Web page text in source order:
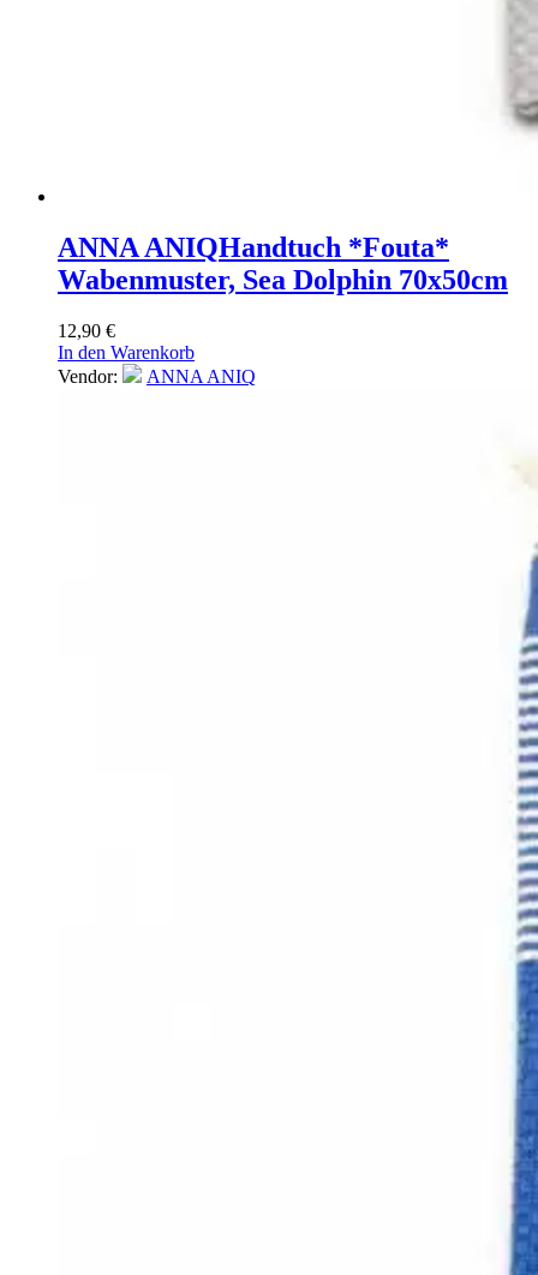
ANNA ANIQHandtuch *Fouta*
Wabenmuster, Sea Dolphin 70x50cm
12,90 €
In den Warenkorb
Vendor:
ANNA ANIQ